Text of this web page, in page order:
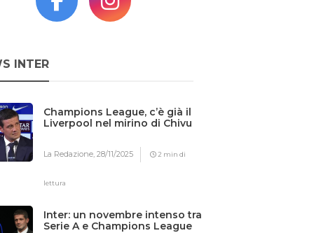
INTER
Champions League, c’è già il
Liverpool nel mirino di Chivu
La Redazione,28/11/2025 2 min di
lettura
Inter: un novembre intenso tra
Serie A e Champions League